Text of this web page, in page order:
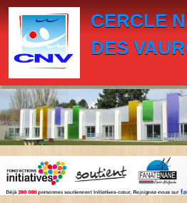
CERCLE
DES
Panneau de gestion des cookies